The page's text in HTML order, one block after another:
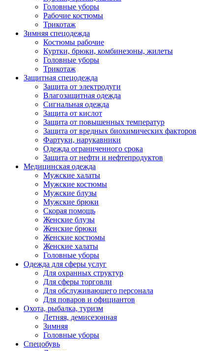
Головные уборы
Рабочие костюмы
Трикотаж
Зимняя спецодежда
Костюмы рабочие
Куртки, брюки, комбинезоны, жилеты
Головные уборы
Трикотаж
Защитная спецодежда
Защита от электродуги
Влагозащитная одежда
Сигнальная одежда
Защита от кислот
Защита от повышенных температур
Защита от вредных биохимических факторов
Фартуки, нарукавники
Одежда ограниченного срока
Защита от нефти и нефтепродуктов
Медицинская одежда
Мужские халаты
Мужские костюмы
Мужские блузы
Мужские брюки
Скорая помощь
Женские блузы
Женские брюки
Женские костюмы
Женские халаты
Головные уборы
Одежда для сферы услуг
Для охранных структур
Для сферы торговли
Для обслуживающего персонала
Для поваров и официантов
Охота, рыбалка, туризм
Летняя, демисезонная
Зимняя
Головные уборы
Спецобувь